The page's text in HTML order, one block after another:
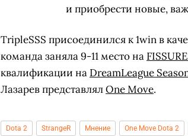
и приобрести новые,
TripleSSS присоединился к 1win в
команда заняла 9-11 место на
квалификации на DreamLeague
Лазарев представлялOne Move.
Dota 2 StrangeR Мнение One Move Dota 2